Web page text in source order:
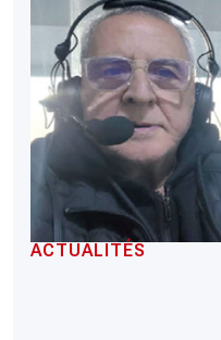
ACTUALITÉS